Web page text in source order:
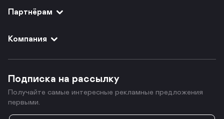
Партнёрам
Компания
Подписка на рассылку
Получайте самые интересные рекламные предложения
первыми.